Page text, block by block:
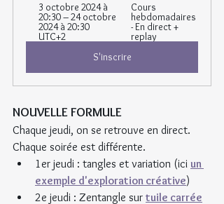
3 octobre 2024 à
20:30 – 24 octobre
2024 à 20:30
UTC+2
Cours
hebdomadaires
- En direct +
replay
S'inscrire
NOUVELLE FORMULE
Chaque jeudi, on se retrouve en direct.
Chaque soirée est différente.
1er jeudi : tangles et variation (ici un
exemple d'exploration créative)
2e jeudi : Zentangle sur tuile carrée